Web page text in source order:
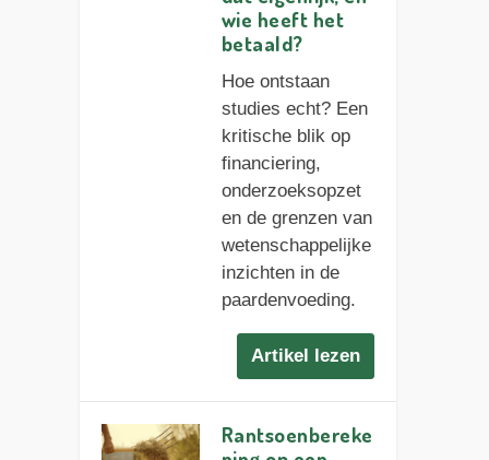
wie heeft het
betaald?
Hoe ontstaan
studies echt? Een
kritische blik op
financiering,
onderzoeksopzet
en de grenzen van
wetenschappelijke
inzichten in de
paardenvoeding.
Artikel lezen
Rantsoenbereke